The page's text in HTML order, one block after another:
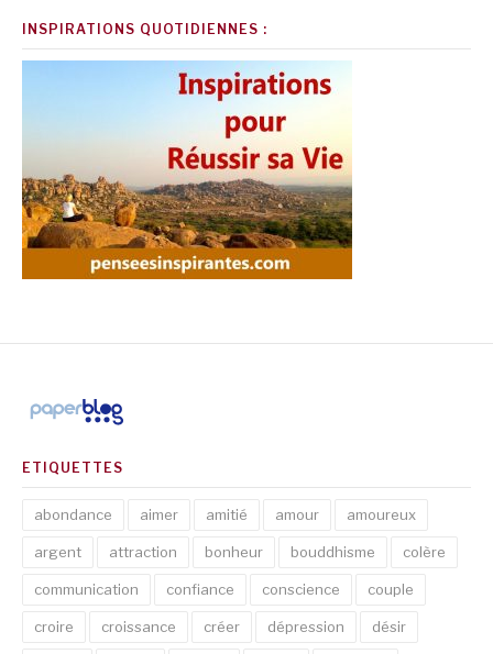
INSPIRATIONS QUOTIDIENNES :
ETIQUETTES
abondance aimer amitié amour amoureux
argent attraction bonheur bouddhisme colère
communication confiance conscience couple
croire croissance créer dépression désir